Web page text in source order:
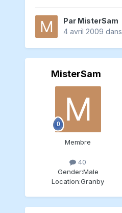
Par MisterSam
4 avril 2009 dans
MisterSam
Membre
40
Gender:Male
Location:Granby